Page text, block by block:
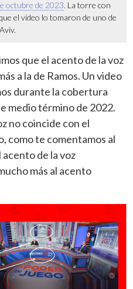
octubre de 2023. La torre con
el video lo tomaron de uno de
que el acento de la voz
a la de Ramos. Un video
durante la cobertura
medio término de 2022.
no coincide con el
como te comentamos al
de la voz
más al acento